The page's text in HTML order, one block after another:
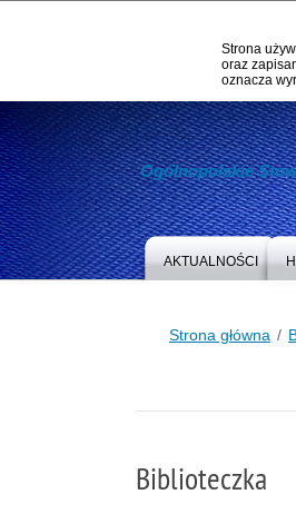
Strona
oraz
oznacza
Ogólnopolskie
AKTUALNOŚCI
Strona główna
Biblioteczka